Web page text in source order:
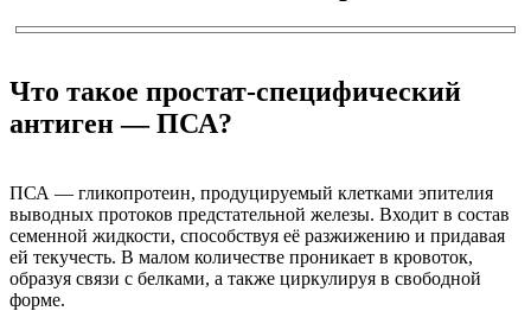
Что такое простат-специфический
антиген — ПСА?
ПСА — гликопротеин, продуцируемый клетками эпителия
выводных протоков предстательной железы. Входит в состав
семенной жидкости, способствуя её разжижению и придавая
ей текучесть. В малом количестве проникает в кровоток,
образуя связи с белками, а также циркулируя в свободной
форме.